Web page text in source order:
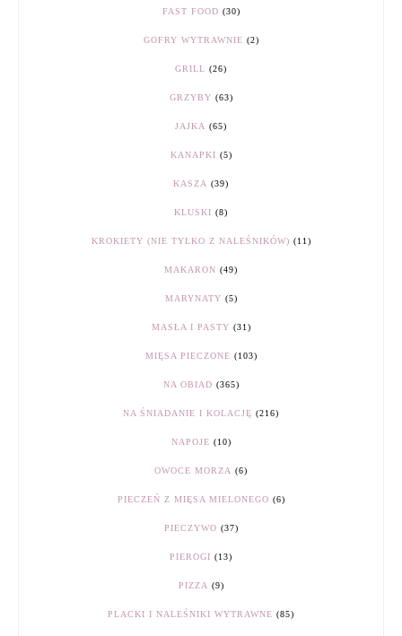
FAST FOOD (30)
GOFRY WYTRAWNIE (2)
GRILL (26)
GRZYBY (63)
JAJKA (65)
KANAPKI (5)
KASZA (39)
KLUSKI (8)
KROKIETY (NIE TYLKO Z NALEŚNIKÓW) (11)
MAKARON (49)
MARYNATY (5)
MASŁA I PASTY (31)
MIĘSA PIECZONE (103)
NA OBIAD (365)
NA ŚNIADANIE I KOLACJĘ (216)
NAPOJE (10)
OWOCE MORZA (6)
PIECZEŃ Z MIĘSA MIELONEGO (6)
PIECZYWO (37)
PIEROGI (13)
PIZZA (9)
PLACKI I NALEŚNIKI WYTRAWNE (85)